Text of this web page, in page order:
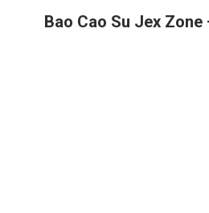
Bao Cao Su Jex